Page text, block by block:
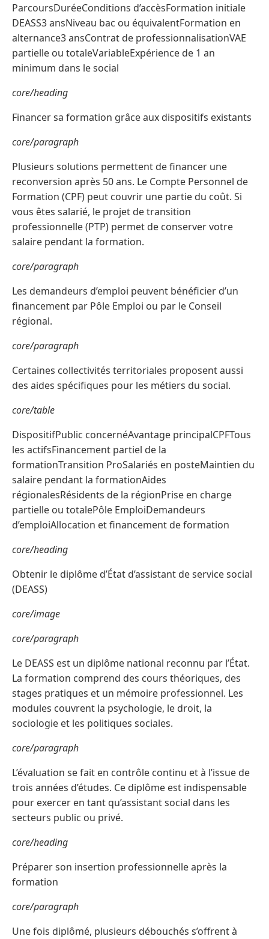
ParcoursDuréeConditions d’accèsFormation initiale
DEASS3 ansNiveau bac ou équivalentFormation en
alternance3 ansContrat de professionnalisationVAE
partielle ou totaleVariableExpérience de 1 an
minimum dans le social
core/heading
Financer sa formation grâce aux dispositifs existants
core/paragraph
Plusieurs solutions permettent de financer une
reconversion après 50 ans. Le Compte Personnel de
Formation (CPF) peut couvrir une partie du coût. Si
vous êtes salarié, le projet de transition
professionnelle (PTP) permet de conserver votre
salaire pendant la formation.
core/paragraph
Les demandeurs d’emploi peuvent bénéficier d’un
financement par Pôle Emploi ou par le Conseil
régional.
core/paragraph
Certaines collectivités territoriales proposent aussi
des aides spécifiques pour les métiers du social.
core/table
DispositifPublic concernéAvantage principalCPFTous
les actifsFinancement partiel de la
formationTransition ProSalariés en posteMaintien du
salaire pendant la formationAides
régionalesRésidents de la régionPrise en charge
partielle ou totalePôle EmploiDemandeurs
d’emploiAllocation et financement de formation
core/heading
Obtenir le diplôme d’État d’assistant de service social
(DEASS)
core/image
core/paragraph
Le DEASS est un diplôme national reconnu par l’État.
La formation comprend des cours théoriques, des
stages pratiques et un mémoire professionnel. Les
modules couvrent la psychologie, le droit, la
sociologie et les politiques sociales.
core/paragraph
L’évaluation se fait en contrôle continu et à l’issue de
trois années d’études. Ce diplôme est indispensable
pour exercer en tant qu’assistant social dans les
secteurs public ou privé.
core/heading
Préparer son insertion professionnelle après la
formation
core/paragraph
Une fois diplômé, plusieurs débouchés s’offrent à